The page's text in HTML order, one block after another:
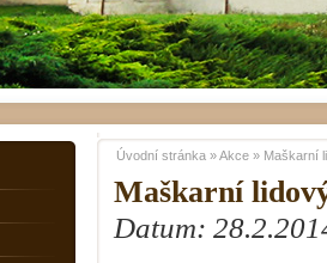
Maškarní
Datum:
Úvodní stránka »Akce » Maškarní